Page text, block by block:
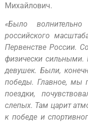
Михайлович.
«Было волнительно
российского
Первенстве России.
физически
девушек. Были,
победы. Главное, мы
поездки,
слепых. Там царит
к победе и